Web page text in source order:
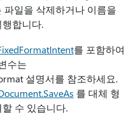
파일을 삭제하거나 이름을
합니다.
를 포함하여
수는
설명서를 참조하세요.
를 대체 형
수 있습니다.